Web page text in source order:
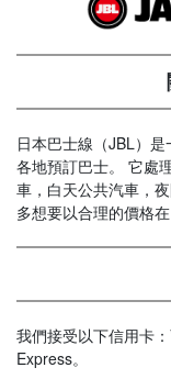
日本巴士線（JBL）
各地預訂巴士。 它處
車，白天公共汽車，
多想要以合理的價格
我們接受以下信用卡
Express。